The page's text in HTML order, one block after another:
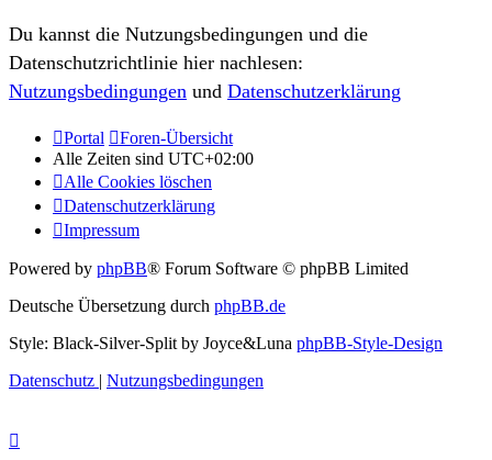
Du kannst die Nutzungsbedingungen und die
Datenschutzrichtlinie hier nachlesen:
Nutzungsbedingungen und Datenschutzerklärung
Portal
Foren-Übersicht
Alle Zeiten sind UTC+02:00
Alle Cookies löschen
Datenschutzerklärung
Impressum
Powered by phpBB® Forum Software © phpBB Limited
Deutsche Übersetzung durch phpBB.de
Style: Black-Silver-Split by Joyce&Luna phpBB-Style-Design
Datenschutz | Nutzungsbedingungen